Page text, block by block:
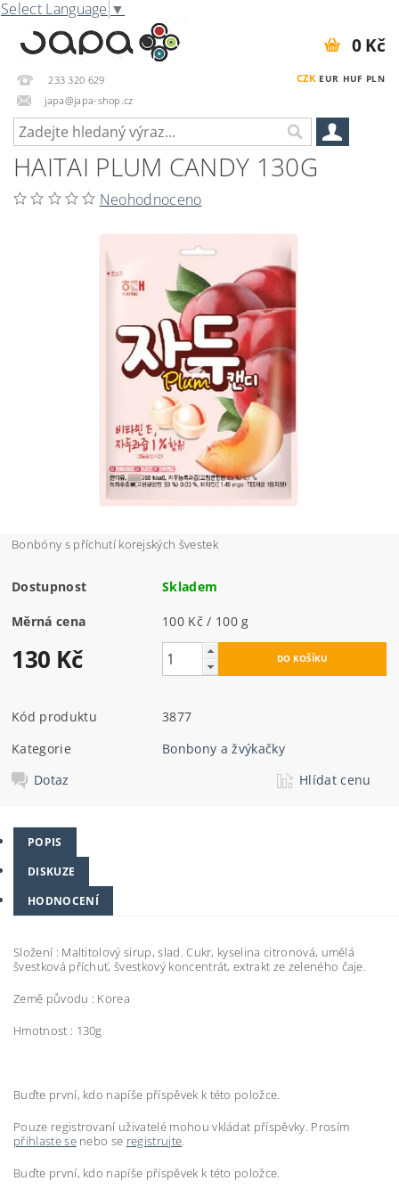
Select Language ▼
233 320 629
japa@japa-shop.cz
CZK EUR HUF PLN
0 Kč
HAITAI PLUM CANDY 130G
Neohodnoceno
Bonbóny s příchutí korejských švestek
Dostupnost Skladem
Měrná cena 100 Kč / 100 g
130 Kč
Kód produktu
3877
Kategorie
Bonbony a žvýkačky
Dotaz
Hlídat cenu
POPIS
DISKUZE
HODNOCENÍ
Složení : Maltitolový sirup, slad. Cukr, kyselina citronová, umělá
švestková příchuť, švestkový koncentrát, extrakt ze zeleného čaje.
Země původu : Korea
Hmotnost : 130g
Buďte první, kdo napíše příspěvek k této položce.
Pouze registrovaní uživatelé mohou vkládat příspěvky. Prosím
přihlaste senebo se registrujte.
Buďte první, kdo napíše příspěvek k této položce.